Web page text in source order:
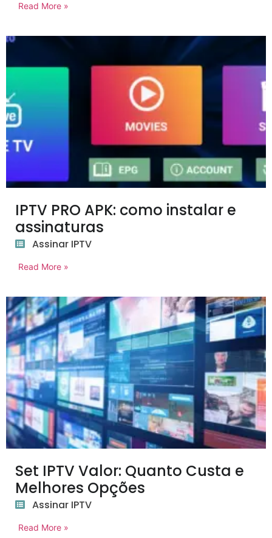
Read More »
IPTV PRO APK: como instalar e
assinaturas
Assinar IPTV
Read More »
Set IPTV Valor: Quanto Custa e
Melhores Opções
Assinar IPTV
Read More »